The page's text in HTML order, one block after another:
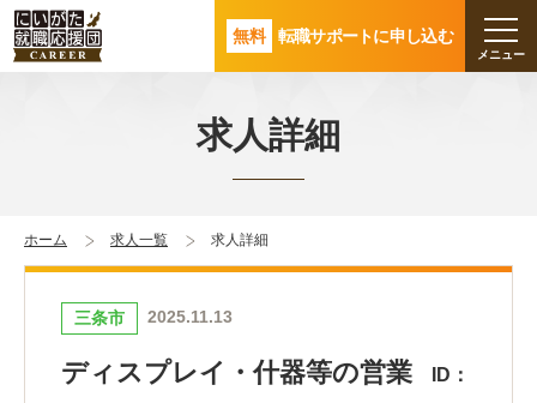
無料 転職サポートに申し込む
求人詳細
ホーム 求人一覧 求人詳細
三条市 2025.11.13
ディスプレイ・什器等の営業
ID：